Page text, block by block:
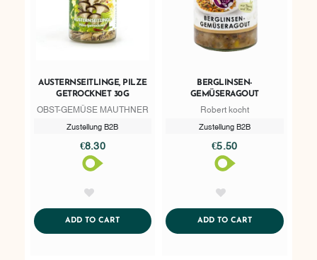
AUSTERNSEITLINGE, PILZE
GETROCKNET 30G
OBST-GEMÜSE MAUTHNER
Zustellung B2B
€8.30
ADD TO CARTADDTOCART
BERGLINSEN-
GEMÜSERAGOUT
Robert kocht
Zustellung B2B
€5.50
ADD TO CARTADDTOCART